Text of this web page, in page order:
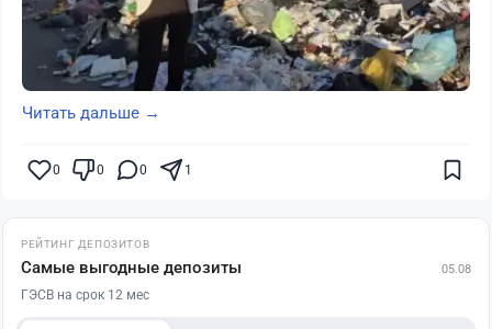
Читать дальше →
0 0 0 1
РЕЙТИНГ ДЕПОЗИТОВ
Самые выгодные депозиты 05.08
ГЭСВ на срок 12 мес